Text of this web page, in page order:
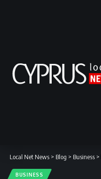
Local Net News > Blog > Business >
BUSINESS